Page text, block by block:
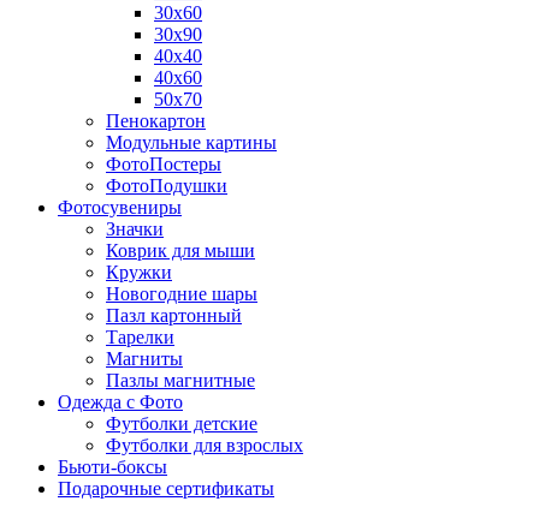
30х60
30х90
40х40
40х60
50х70
Пенокартон
Модульные картины
ФотоПостеры
ФотоПодушки
Фотоcувениры
Значки
Коврик для мыши
Кружки
Новогодние шары
Пазл картонный
Тарелки
Магниты
Пазлы магнитные
Одежда с Фото
Футболки детские
Футболки для взрослых
Бьюти-боксы
Подарочные сертификаты